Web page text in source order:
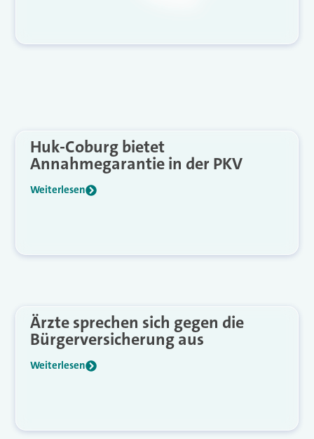
Huk-Coburg bietet
Annahmegarantie in der PKV
Weiterlesen
Ärzte sprechen sich gegen die
Bürgerversicherung aus
Weiterlesen